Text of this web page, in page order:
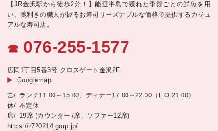
【JR金沢駅から徒歩2分！】能登半島で獲れた季節ごとの鮮魚を用
い、腕利きの職人が握るお寿司リーズナブルな価格で提供するカジュ
アルな寿司店。
☎ 076-255-1577
広岡1丁目5番3号 クロスゲート金沢2F
Googlemap
ランチ11:00～15:00、ディナー17:00～22:00（L.O.21:00）
不定休
19席 (カウンター7席、ソファー12席)
https://r720214.gorp.jp/